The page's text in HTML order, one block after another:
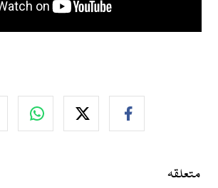
متعلقہ